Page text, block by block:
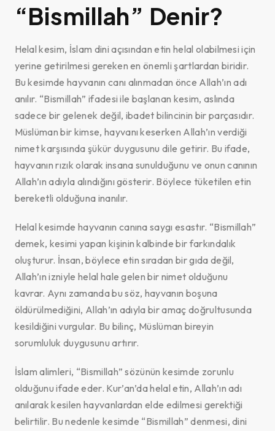
“Bismillah” Denir?
Helal kesim, İslam dini açısından etin helal olabilmesi için
yerine getirilmesi gereken en önemli şartlardan biridir.
Bu kesimde hayvanın canı alınmadan önce Allah’ın adı
anılır. “Bismillah” ifadesi ile başlanan kesim, aslında
sadece bir gelenek değil, ibadet bilincinin bir parçasıdır.
Müslüman bir kimse, hayvanı keserken Allah’ın verdiği
nimet karşısında şükür duygusunu dile getirir. Bu ifade,
hayvanın rızık olarak insana sunulduğunu ve onun canının
Allah’ın adıyla alındığını gösterir. Böylece tüketilen etin
bereketli olduğuna inanılır.
Helal kesimde hayvanın canına saygı esastır. “Bismillah”
demek, kesimi yapan kişinin kalbinde bir farkındalık
oluşturur. İnsan, böylece etin sıradan bir gıda değil,
Allah’ın izniyle helal hale gelen bir nimet olduğunu
kavrar. Aynı zamanda bu söz, hayvanın boşuna
öldürülmediğini, Allah’ın adıyla bir amaç doğrultusunda
kesildiğini vurgular. Bu bilinç, Müslüman bireyin
sorumluluk duygusunu artırır.
İslam alimleri, “Bismillah” sözünün kesimde zorunlu
olduğunu ifade eder. Kur’an’da helal etin, Allah’ın adı
anılarak kesilen hayvanlardan elde edilmesi gerektiği
belirtilir. Bu nedenle kesimde “Bismillah” denmesi, dini